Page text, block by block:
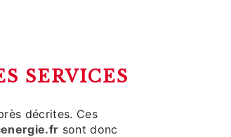
SERVICES
décrites. Ces
sont donc